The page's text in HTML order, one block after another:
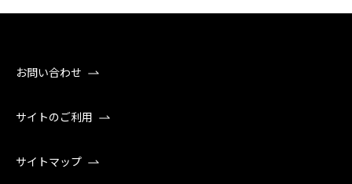
お問い合わせ
サイトのご利用
サイトマップ